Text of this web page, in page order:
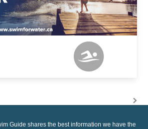
Guide shares the best information we have the